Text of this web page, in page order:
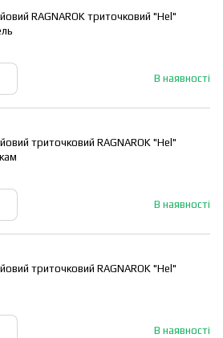
RAGNAROK триточковий "Hel"
В наявності
триточковий RAGNAROK "Hel"
В наявності
триточковий RAGNAROK "Hel"
В наявності